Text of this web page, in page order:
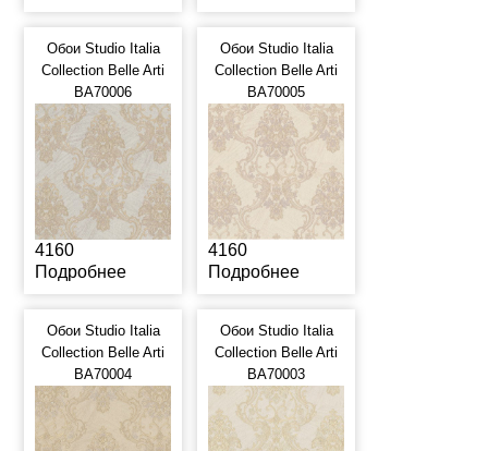
Обои Studio Italia
Collection Belle Arti
BA70006
4160
Подробнее
Обои Studio Italia
Collection Belle Arti
BA70005
4160
Подробнее
Обои Studio Italia
Collection Belle Arti
BA70004
Обои Studio Italia
Collection Belle Arti
BA70003